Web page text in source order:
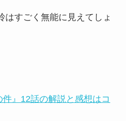
すごく無能に見えてしょ
』12話の解説と感想はコ